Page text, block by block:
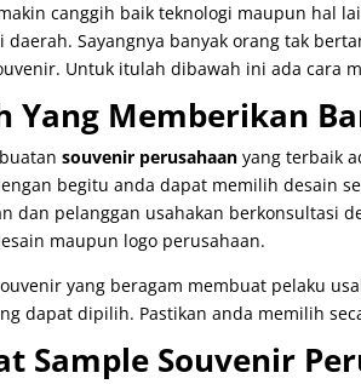
canggih baik teknologi maupun hal
daerah. Sayangnya banyak orang tak
Untuk itulah dibawah ini ada cara
Yang Memberikan
souvenir perusahaan yang terbaik
begitu anda dapat memilih desain
dan pelanggan usahakan berkonsultasi
maupun logo perusahaan.
yang beragam membuat pelaku
dapat dipilih. Pastikan anda memilih
Sample Souvenir